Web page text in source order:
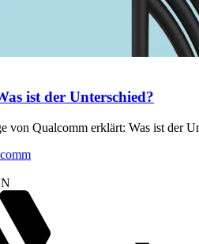
ist der Unterschied?
Qualcomm erklärt: Was ist der